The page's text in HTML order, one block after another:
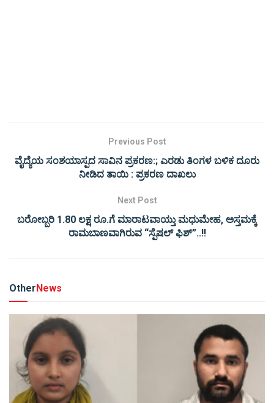
Previous Post
ವೈದ್ಯೆಯ ಸಂಶಯಾಸ್ಪದ ಸಾವಿನ ಪ್ರಕರಣ:; ಎರಡು ತಿಂಗಳ ಬಳಿಕ ದೂರು
ನೀಡಿದ ತಾಯಿ : ಪ್ರಕರಣ ದಾಖಲು
Next Post
ಬರೋಬ್ಬರಿ 1.80 ಲಕ್ಷ ರೂ.ಗೆ ಮಾರಾಟವಾಯ್ತು ಮಧುಮೇಹ, ಅಸ್ತಮಕ್ಕೆ
ರಾಮಬಾಣವಾಗಿರುವ “ಸ್ಪೆಷಲ್ ಫಿಶ್”..!!
Other News